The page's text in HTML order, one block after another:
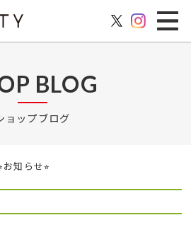
BLOG
ョップブログ
お知らせ⭐︎